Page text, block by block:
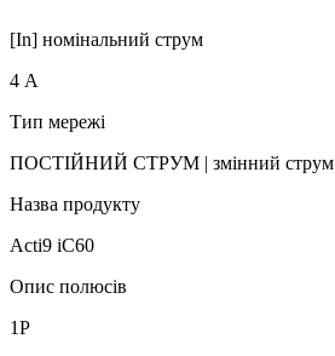
[In] номінальний струм
4 А
Тип мережі
ПОСТІЙНИЙ СТРУМ | змінний струм
Назва продукту
Acti9 iC60
Опис полюсів
1P